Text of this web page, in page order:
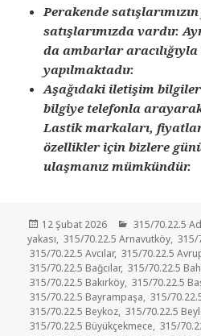
Perakende
satışlarımızda vardır.
da ambarlar
yapılmaktadır.
Aşağıdaki iletişim
bilgiye telefonla
Lastik markaları,
özellikler için bizlere
ulaşmanız mümkündür.
Yayın
tarihi
12 Şubat 2026 Kategoriler
315/70.22.5
yakası, 315/70.22.5 Arnavutköy, 315/
315/70.22.5 Avcılar, 315/70.22.5
315/70.22.5 Bağcılar, 315/70.22.5
315/70.22.5 Bakırköy, 315/70.22.5
315/70.22.5 Bayrampaşa, 315/
315/70.22.5 Beykoz, 315/70.22.5
315/70.22.5 Büyükçekmece, 315/